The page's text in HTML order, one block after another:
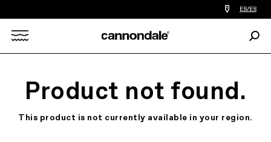
Encontrar
tiedas
bicicletas
de
ES/ES
Product not found.
This product is not currently available in your region.